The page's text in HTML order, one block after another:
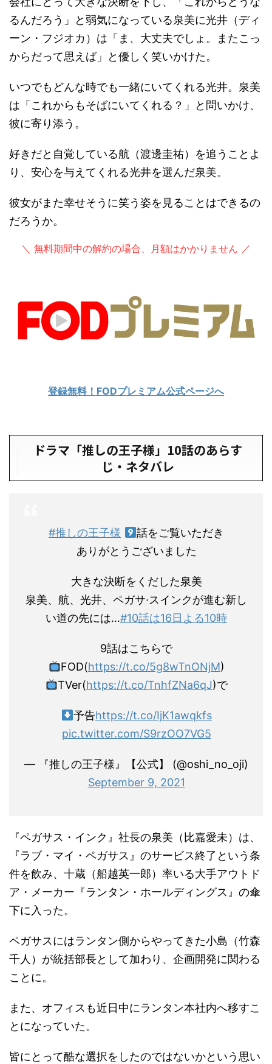
るんだろう」と弱気になっている泉美に光井（ディ
ーン・フジオカ）は「ま、大丈夫でしょ。またこっ
からだって思えば」と優しく笑いかけた。
いつでもどんな時でも一緒にいてくれる光井。泉美
は「これからもそばにいてくれる？」と問いかけ、
彼に寄り添う。
好きだと自覚している航（渡邊圭祐）を追うことよ
り、安心を与えてくれる光井を選んだ泉美。
彼女がまた幸せそうに笑う姿を見ることはできるの
だろうか。
＼ 無料期間中の解約の場合、月額はかかりません ／
登録無料！FODプレミアム公式ページへ
ドラマ「推しの王子様」10話のあらす
じ・ネタバレ
#推しの王子様
話をご覧いただき
ありがとうございました
大きな決断をくだした泉美
泉美、航、光井、ペガサ·スインクが進む新し
い道の先には…#10話は16日よる10時
9話はこちらで
FOD(https://t.co/5g8wTnONjM)
TVer(https://t.co/TnhfZNa6qJ)で
予告https://t.co/IjK1awqkfs
pic.twitter.com/S9rzOO7VG5
— 『推しの王子様』【公式】 (@oshi_no_oji)
September 9, 2021
『ペガサス・インク』社長の泉美（比嘉愛未）は、
『ラブ・マイ・ペガサス』のサービス終了という条
件を飲み、十蔵（船越英一郎）率いる大手アウトド
ア・メーカー『ランタン・ホールディングス』の傘
下に入った。
ペガサスにはランタン側からやってきた小島（竹森
千人）が統括部長として加わり、企画開発に関わる
ことに。
また、オフィスも近日中にランタン本社内へ移すこ
とになっていた。
皆にとって酷な選択をしたのではないかという思い